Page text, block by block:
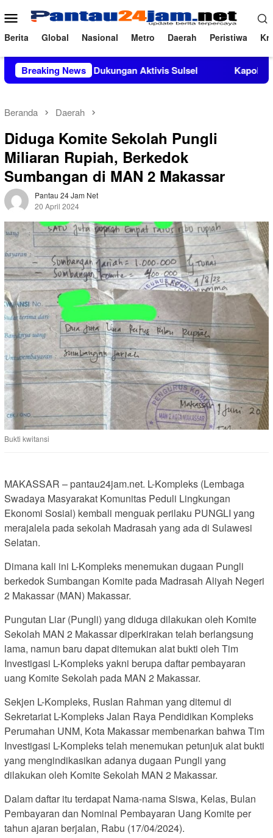
ke
konten
Menu
Mobile
Berita Global Nasional Metro Daerah Peristiwa
Breaking News
Dukungan Aktivis Sulsel Kapolres Polewali
Beranda Daerah
Diduga Komite Sekolah Pungli
Miliaran Rupiah, Berkedok
Sumbangan di MAN 2 Makassar
Pantau 24 Jam Net
20 April 2024
Bukti kwitansi
MAKASSAR – pantau24jam.net. L-Kompleks (Lembaga
Swadaya Masyarakat Komunitas Peduli Lingkungan
Ekonomi Sosial) kembali menguak perilaku PUNGLI yang
merajalela pada sekolah Madrasah yang ada di Sulawesi
Selatan.
Dimana kali ini L-Kompleks menemukan dugaan Pungli
berkedok Sumbangan Komite pada Madrasah Aliyah Negeri
2 Makassar (MAN) Makassar.
Pungutan Liar (Pungli) yang diduga dilakukan oleh Komite
Sekolah MAN 2 Makassar diperkirakan telah berlangsung
lama, namun baru dapat ditemukan alat bukti oleh Tim
Investigasi L-Kompleks yakni berupa daftar pembayaran
uang Komite Sekolah pada MAN 2 Makassar.
Sekjen L-Kompleks, Ruslan Rahman yang ditemui di
Sekretariat L-Kompleks Jalan Raya Pendidikan Kompleks
Perumahan UNM, Kota Makassar membenarkan bahwa Tim
Investigasi L-Kompleks telah menemukan petunjuk alat bukti
yang mengindikasikan adanya dugaan Pungli yang
dilakukan oleh Komite Sekolah MAN 2 Makassar.
Dalam daftar itu terdapat Nama-nama Siswa, Kelas, Bulan
Pembayaran dan Nominal Pembayaran Uang Komite per
tahun ajaran berjalan, Rabu (17/04/2024).